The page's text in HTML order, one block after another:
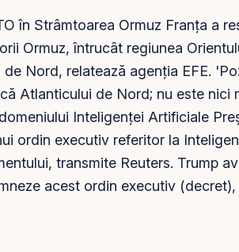
în Strâmtoarea Ormuz Franța a
Ormuz, întrucât regiunea
de Nord, relatează agenția EFE.
Atlanticului de Nord; nu este nici
Inteligenței Artificiale
ordin executiv referitor la
transmite Reuters. Trump
acest ordin executiv (decret),